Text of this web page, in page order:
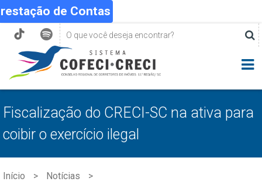
de Contas
Fiscalização do CRECI-SC na ativa para
coibir o exercício ilegal
Início Notícias